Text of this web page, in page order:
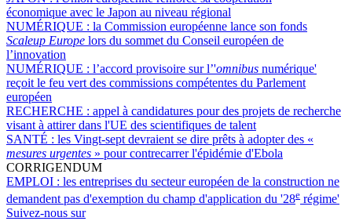
économique avec le Japon au niveau régional
NUMÉRIQUE : la Commission européenne lance son fonds
Scaleup Europe lors du sommet du Conseil européen de
l’innovation
NUMÉRIQUE : l’accord provisoire sur l’'omnibus numérique'
reçoit le feu vert des commissions compétentes du Parlement
européen
RECHERCHE : appel à candidatures pour des projets de recherche
visant à attirer dans l'UE des scientifiques de talent
SANTÉ : les Vingt-sept devraient se dire prêts à adopter des «
mesures urgentes » pour contrecarrer l'épidémie d'Ebola
CORRIGENDUM
EMPLOI : les entreprises du secteur européen de la construction ne
demandent pas d'exemption du champ d'application du '28e régime'
Suivez-nous sur